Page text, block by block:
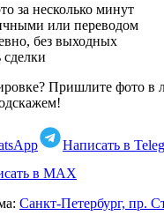
за несколько минут
или переводом
без выходных
Пришлите фото в
Написать в
в MAX
Санкт-Петербург, пр.